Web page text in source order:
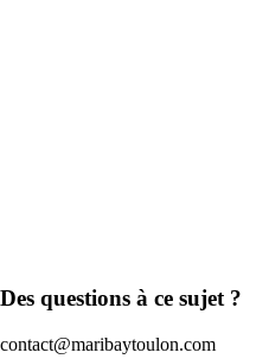
Des questions à ce sujet ?
contact@maribaytoulon.com